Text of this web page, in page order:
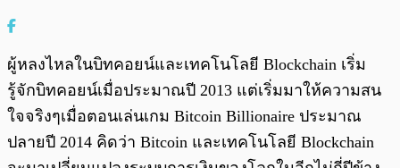
ผู้หลงไหลในบิทคอยน์และเทคโนโลยี Blockchain เริ่ม
รู้จักบิทคอยน์เมื่อประมาณปี 2013 แต่เริ่มมาให้ความสน
ใจจริงๆเมื่อตอนเล่นเกม Bitcoin Billionaire ประมาณ
ปลายปี 2014 คิดว่า Bitcoin และเทคโนโลยี Blockchain